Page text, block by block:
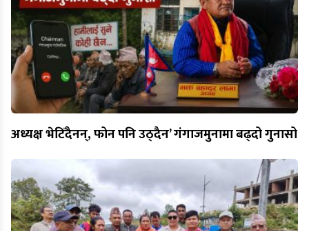
अध्यक्ष भेटिँदैनन्, फोन पनि उठ्दैन’ गंगाजमुनामा बढ्दो गुनासो